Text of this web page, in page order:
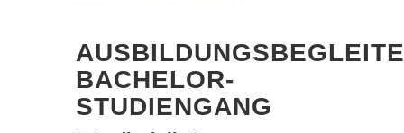
BACHELOR-
STUDIENGANG